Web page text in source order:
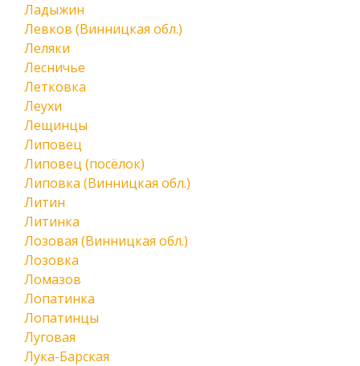
Ладыжин
Левков (Винницкая обл.)
Леляки
Лесничье
Летковка
Леухи
Лещинцы
Липовец
Липовец (посёлок)
Липовка (Винницкая обл.)
Литин
Литинка
Лозовая (Винницкая обл.)
Лозовка
Ломазов
Лопатинка
Лопатинцы
Луговая
Лука-Барская